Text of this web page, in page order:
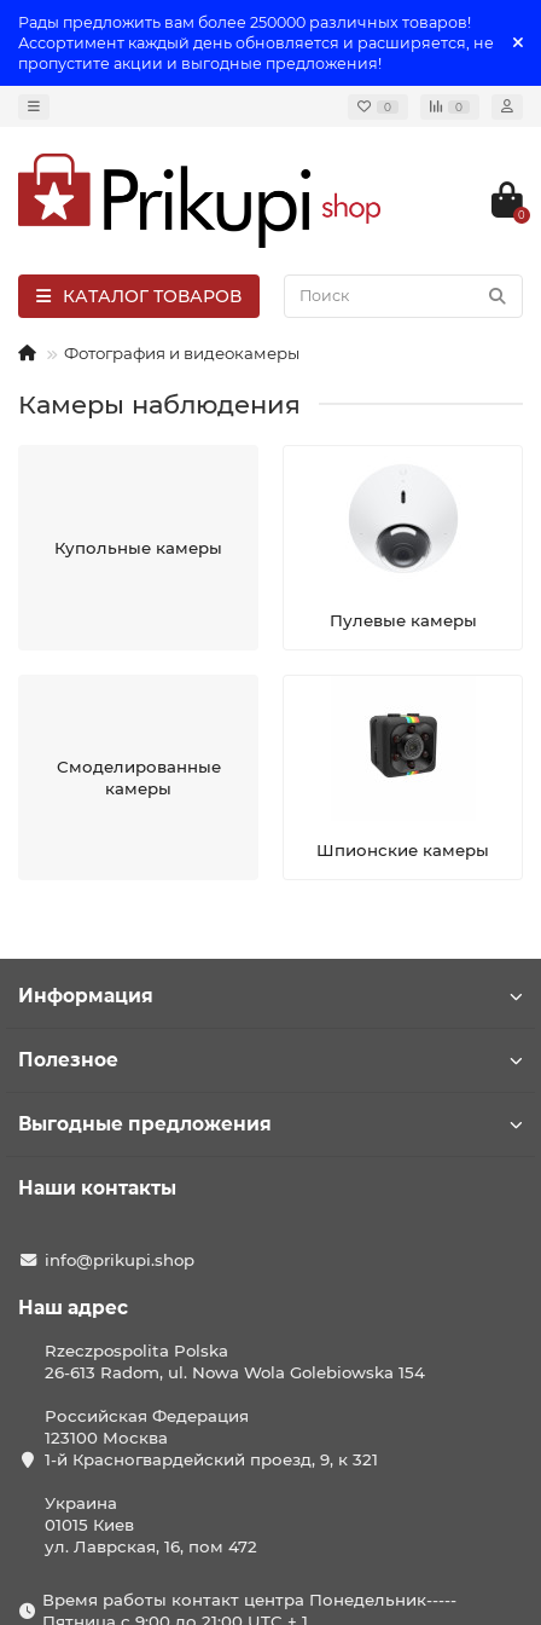
Рады предложить вам более 250000 различных товаров!
Ассортимент каждый день обновляется и расширяется, не
пропустите акции и выгодные предложения!
0 0
0
КАТАЛОГ ТОВАРОВ
Фотография и видеокамеры
Камеры наблюдения
Купольные камеры
Пулевые камеры
Смоделированные
камеры
Шпионские камеры
Информация
Полезное
Выгодные предложения
Наши контакты
info@prikupi.shop
Наш адрес
Rzeczpospolita Polska
26-613 Radom, ul. Nowa Wola Golebiowska 154
Российская Федерация
123100 Москва
1-й Красногвардейский проезд, 9, к 321
Украина
01015 Киев
ул. Лаврская, 16, пом 472
Время работы контакт центра Понедельник-----